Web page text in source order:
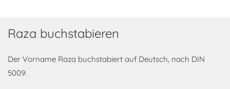
Raza buchstabieren
Der Vorname Raza buchstabiert auf Deutsch, nach DIN
5009: